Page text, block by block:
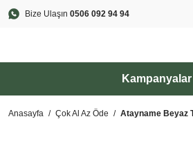
Bize Ulaşın 0506 092 94 94
Kampanyalar
Anasayfa Çok Al Az Öde Atayname Beyaz